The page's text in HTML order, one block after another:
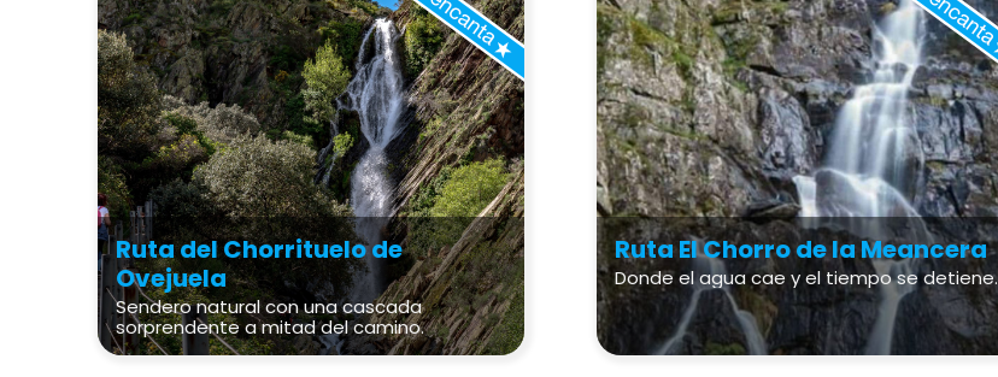
Ruta del Chorrituelo de
Ovejuela
Sendero natural con una cascada
sorprendente a mitad del camino.
Ruta El Chorro de la Meancera
Donde el agua cae y el tiempo se detiene.